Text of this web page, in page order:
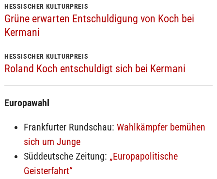
HESSISCHER KULTURPREIS
Grüne erwarten Entschuldigung von Koch bei
Kermani
HESSISCHER KULTURPREIS
Roland Koch entschuldigt sich bei Kermani
Europawahl
Frankfurter Rundschau: Wahlkämpfer bemühen
sich um Junge
Süddeutsche Zeitung: „Europapolitische
Geisterfahrt“